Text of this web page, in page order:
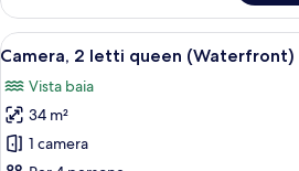
King
with
Soaking
Apri
tutte
le
foto
per
Una
5
Camera, 2 letti queen (Waterfront)
Vista baia
34 m²
1 camera